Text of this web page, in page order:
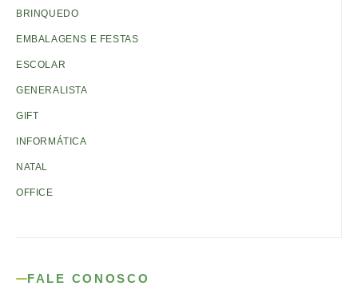
BRINQUEDO
EMBALAGENS E FESTAS
ESCOLAR
GENERALISTA
GIFT
INFORMÁTICA
NATAL
OFFICE
FALE CONOSCO